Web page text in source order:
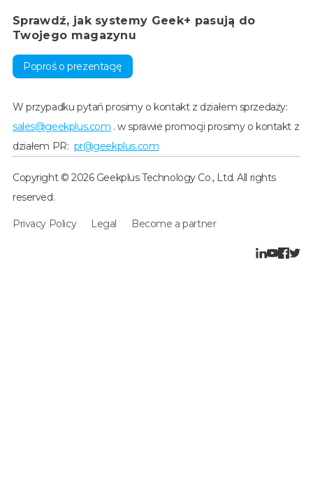
Sprawdź, jak systemy Geek+ pasują do
Twojego magazynu
Poproś o prezentację
W przypadku pytań prosimy o kontakt z działem sprzedaży:
sales@geekplus.com . w sprawie promocji prosimy o kontakt z
działem PR: pr@geekplus.com
Copyright © 2026 Geekplus Technology Co., Ltd. All rights
reserved.
Privacy Policy Legal Become a partner